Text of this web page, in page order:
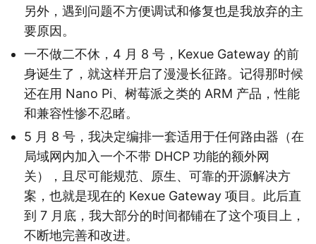
另外，遇到问题不方便调试和修复也是我放弃的主
要原因。
一不做二不休，4 月 8 号，Kexue Gateway 的前
身诞生了，就这样开启了漫漫长征路。记得那时候
还在用 Nano Pi、树莓派之类的 ARM 产品，性能
和兼容性惨不忍睹。
5 月 8 号，我决定编排一套适用于任何路由器（在
局域网内加入一个不带 DHCP 功能的额外网
关），且尽可能规范、原生、可靠的开源解决方
案，也就是现在的 Kexue Gateway 项目。此后直
到 7 月底，我大部分的时间都铺在了这个项目上，
不断地完善和改进。